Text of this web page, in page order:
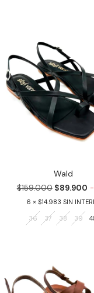
Wald
$159.000 $89.900
6
$14.983
36
37 38 39